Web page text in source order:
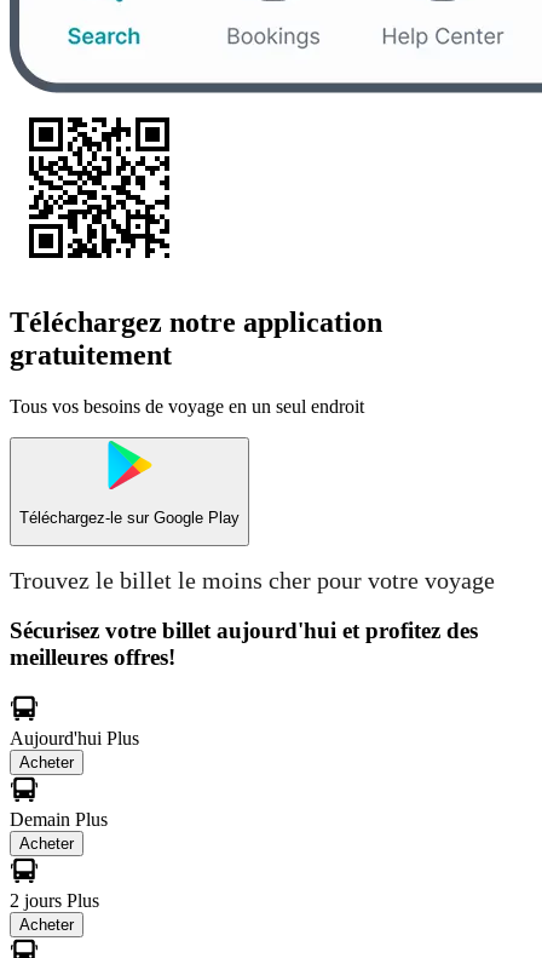
Téléchargez notre application
gratuitement
Tous vos besoins de voyage en un seul endroit
Téléchargez-le sur Google Play
Trouvez le billet le moins cher pour votre voyage
Sécurisez votre billet aujourd'hui et profitez des
meilleures offres!
Aujourd'hui Plus
Acheter
Demain Plus
Acheter
2 jours Plus
Acheter